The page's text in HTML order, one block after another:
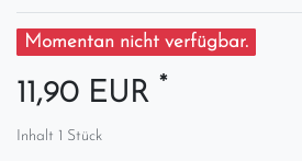
Momentan nicht verfügbar.
11,90 EUR *
Inhalt 1 Stück